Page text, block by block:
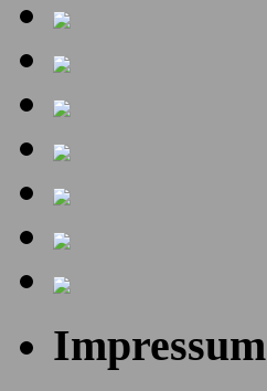
Impressum